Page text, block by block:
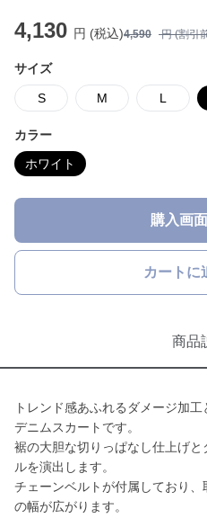
4,130 円 (税込)4,590 円 (割引
サイズ
S M L
カラー
ホワイト
購入画
カートに
商品
トレンド感あふれるダメージ加
デニムスカートです。
裾の大胆な切りっぱなし仕上げ
ルを演出します。
チェーンベルトが付属しており
の幅が広がります。